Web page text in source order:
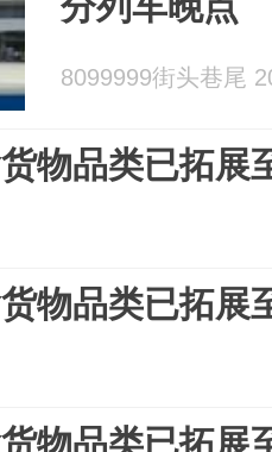
8099999街头巷尾
物品类已拓展
物品类已拓展
物品类已拓展